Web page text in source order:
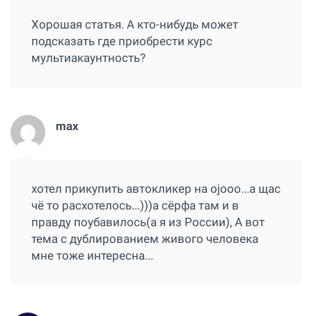
Хорошая статья. А кто-нибудь может
подсказать где приобрести курс
мультиакаунтность?
max
хотел прикупить автокликер на ojooo...а щас
чё то расхотелось...)))а сёрфа там и в
правду поубавилось(а я из России), А вот
тема с дублированием живого человека
мне тоже интересна...